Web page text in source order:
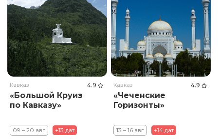
Кавказ 4.9
«Большой Круиз
по Кавказу»
09 – 20 авг +13 дат
Кавказ 4.9
«Чеченские
Горизонты»
13 – 16 авг +14 дат